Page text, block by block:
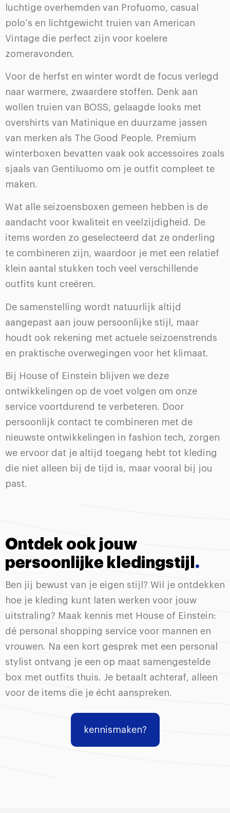
luchtige overhemden van Profuomo, casual
polo’s en lichtgewicht truien van American
Vintage die perfect zijn voor koelere
zomeravonden.
Voor de herfst en winter wordt de focus verlegd
naar warmere, zwaardere stoffen. Denk aan
wollen truien van BOSS, gelaagde looks met
overshirts van Matinique en duurzame jassen
van merken als The Good People. Premium
winterboxen bevatten vaak ook accessoires zoals
sjaals van Gentiluomo om je outfit compleet te
maken.
Wat alle seizoensboxen gemeen hebben is de
aandacht voor kwaliteit en veelzijdigheid. De
items worden zo geselecteerd dat ze onderling
te combineren zijn, waardoor je met een relatief
klein aantal stukken toch veel verschillende
outfits kunt creëren.
De samenstelling wordt natuurlijk altijd
aangepast aan jouw persoonlijke stijl, maar
houdt ook rekening met actuele seizoenstrends
en praktische overwegingen voor het klimaat.
Bij House of Einstein blijven we deze
ontwikkelingen op de voet volgen om onze
service voortdurend te verbeteren. Door
persoonlijk contact te combineren met de
nieuwste ontwikkelingen in fashion tech, zorgen
we ervoor dat je altijd toegang hebt tot kleding
die niet alleen bij de tijd is, maar vooral bij jou
past.
Ontdek ook jouw
persoonlijke kledingstijl .
Ben jij bewust van je eigen stijl? Wil je ontdekken
hoe je kleding kunt laten werken voor jouw
uitstraling? Maak kennis met House of Einstein:
dé personal shopping service voor mannen en
vrouwen. Na een kort gesprek met een personal
stylist ontvang je een op maat samengestelde
box met outfits thuis. Je betaalt achteraf, alleen
voor de items die je écht aanspreken.
kennismaken?